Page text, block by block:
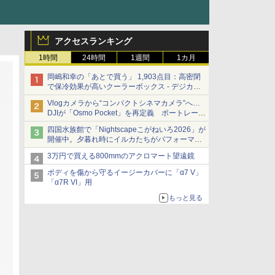
アクセスランキング
1時間 24時間 1週間 1カ月
岡嶋和幸の「あとで買う」 1,903点目：高密閉
で保冷効果が高いクーラーボックス - デジカメ
Watch
Vlogカメラから“コンパクトシネマカメラ”へ…
DJIが「Osmo Pocket」を再定義 ポートレート
重視の映像設計に
四国水族館で「Nightscapeこがねいろ2026」が
開催中。夕暮れ時にイルカたちがパフォーマン
スを繰り広げる
3万円で買える800mmのアクロマート望遠鏡
ボディを傷から守るイージーカバーに「α7 V」
「α7R VI」用
もっと見る